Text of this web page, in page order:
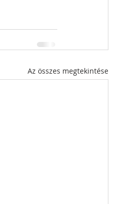
Az összes megtekintése